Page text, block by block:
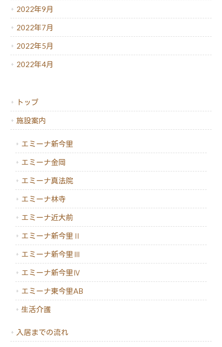
2022年9月
2022年7月
2022年5月
2022年4月
トップ
施設案内
エミーナ新今里
エミーナ金岡
エミーナ真法院
エミーナ林寺
エミーナ近大前
エミーナ新今里Ⅱ
エミーナ新今里Ⅲ
エミーナ新今里Ⅳ
エミーナ東今里AB
生活介護
入居までの流れ